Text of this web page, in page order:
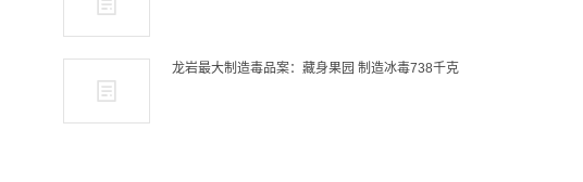
龙岩最大制造毒品案：藏身果园 制造冰毒738千克